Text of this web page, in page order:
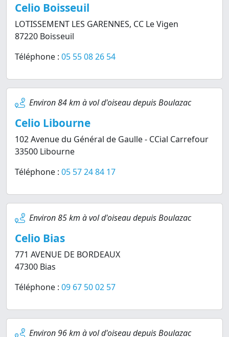
Celio Boisseuil
LOTISSEMENT LES GARENNES, CC Le Vigen
87220 Boisseuil
Téléphone : 05 55 08 26 54
Environ 84 km à vol d'oiseau depuis Boulazac
Celio Libourne
102 Avenue du Général de Gaulle - CCial Carrefour
33500 Libourne
Téléphone : 05 57 24 84 17
Environ 85 km à vol d'oiseau depuis Boulazac
Celio Bias
771 AVENUE DE BORDEAUX
47300 Bias
Téléphone : 09 67 50 02 57
Environ 96 km à vol d'oiseau depuis Boulazac